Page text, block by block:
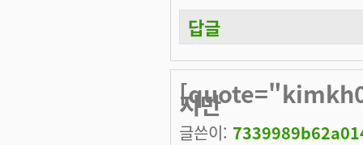
답글
지만
글쓴이: